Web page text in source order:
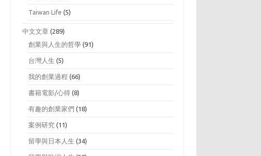
Taiwan Life (5)
中文文章 (289)
創業與人生的哲學 (91)
台灣人生 (5)
我的創業過程 (66)
書籍電影/心得 (8)
有趣的創業家們 (18)
案例研究 (11)
留學與日本人生 (34)